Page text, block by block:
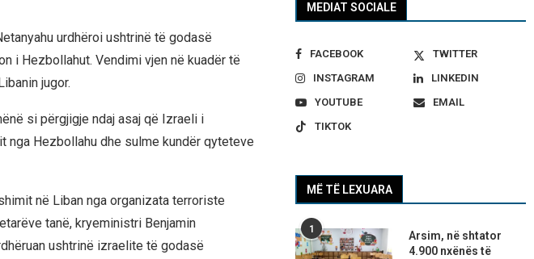
urdhëroi ushtrinë të godasë
i Hezbollahut. Vendimi vjen në kuadër të
jugor.
si përgjigje ndaj asaj që Izraeli i
nga Hezbollahu dhe sulme kundër qyteteve
në Liban nga organizata terroriste
tanë, kryeministri Benjamin
ushtrinë izraelite të godasë
MEDIAT SOCIALE
FACEBOOK
TWITTER
INSTAGRAM
LINKEDIN
YOUTUBE
EMAIL
TIKTOK
MË TË LEXUARA
1
Arsim, në shtator
4.900 nxënës të